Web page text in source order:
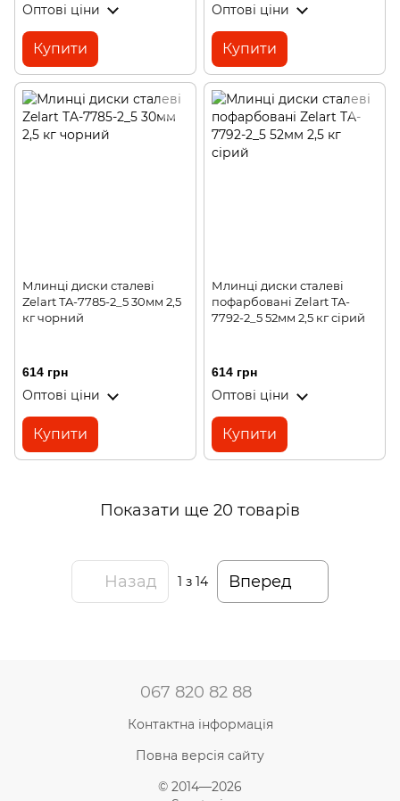
Оптові ціни
Купити
Оптові ціни
Купити
Млинці диски сталеві
Zelart TA-7785-2_5 30мм 2,5
кг чорний
614 грн
Оптові ціни
Купити
Млинці диски сталеві
пофарбовані Zelart TA-
7792-2_5 52мм 2,5 кг сірий
614 грн
Оптові ціни
Купити
Показати ще 20 товарів
Назад 1 з 14 Вперед
067 820 82 88
Контактна інформація
Повна версія сайту
© 2014—2026